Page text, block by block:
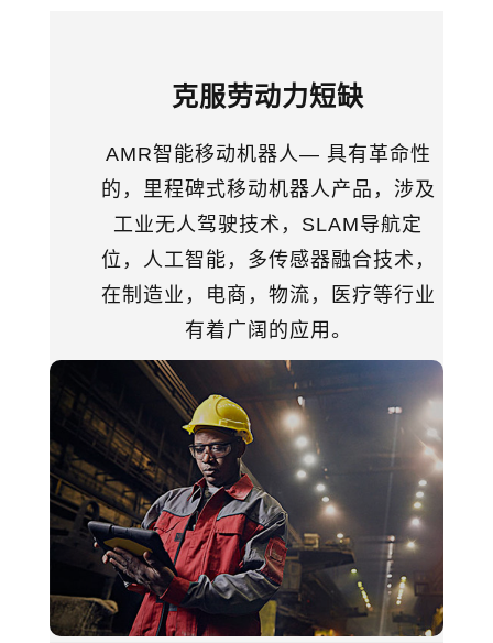
克服劳动力短缺
AMR智能移动机器人— 具有革命性
的，里程碑式移动机器人产品，涉及
工业无人驾驶技术，SLAM导航定
位，人工智能，多传感器融合技术，
在制造业，电商，物流，医疗等行业
有着广阔的应用。